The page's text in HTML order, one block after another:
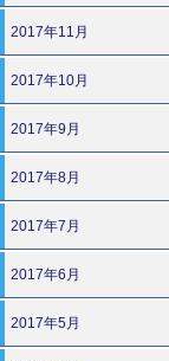
2017年11月
2017年10月
2017年9月
2017年8月
2017年7月
2017年6月
2017年5月